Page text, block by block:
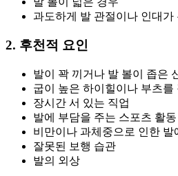
과도하게 발 관절이나 인대가
2. 후천적 요인
발이 꽉 끼거나 발 볼이 좁은
굽이 높은 하이힐이나 부츠를
장시간 서 있는 직업
발에 부담을 주는 스포츠 활동
비만이나 과체중으로 인한
잘못된 보행 습관
발의 외상